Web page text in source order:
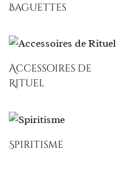
Baguettes
Accessoires de
Rituel
Spiritisme